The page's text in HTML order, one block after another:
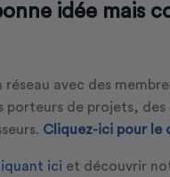
idée mais
avec des
porteurs de projets,
Cliquez-ici pour le
ici et découvrir